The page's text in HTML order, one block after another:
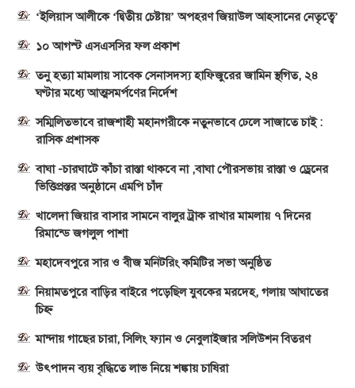
‘ইলিয়াস আলীকে ‘দ্বিতীয় চেষ্টায়’ অপহরণ জিয়াউল আহসানের নেতৃত্বে’
১০ আগস্ট এসএসসির ফল প্রকাশ
তনু হত্যা মামলায় সাবেক সেনাসদস্য হাফিজুরের জামিন স্থগিত, ২৪
ঘণ্টার মধ্যে আত্মসমর্পণের নির্দেশ
সম্মিলিতভাবে রাজশাহী মহানগরীকে নতুনভাবে ঢেলে সাজাতে চাই :
রাসিক প্রশাসক
বাঘা -চারঘাটে কাঁচা রাস্তা থাকবে না ,বাঘা পৌরসভায় রাস্তা ও ড্রেনের
ভিত্তিপ্রস্তর অনুষ্ঠানে এমপি চাঁদ
খালেদা জিয়ার বাসার সামনে বালুর ট্রাক রাখার মামলায় ৭ দিনের
রিমান্ডে জগলুল পাশা
মহাদেবপুরে সার ও বীজ মনিটরিং কমিটির সভা অনুষ্ঠিত
নিয়ামতপুরে বাড়ির বাইরে পড়েছিল যুবকের মরদেহ, গলায় আঘাতের
চিহ্ন
মান্দায় গাছের চারা, সিলিং ফ্যান ও নেবুলাইজার সলিউশন বিতরণ
উৎপাদন ব্যয় বৃদ্ধিতে লাভ নিয়ে শঙ্কায় চাষিরা